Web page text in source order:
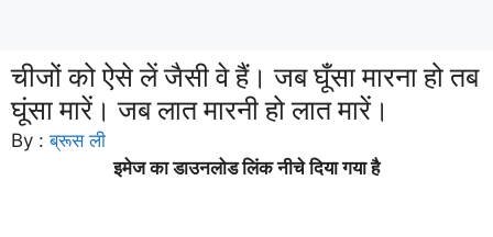
चीजों को ऐसे लें जैसी वे हैं। जब घूँसा मारना हो तब
घूंसा मारें। जब लात मारनी हो लात मारें।
By :ब्रूस ली
इमेज का डाउनलोड लिंक नीचे दिया गया है